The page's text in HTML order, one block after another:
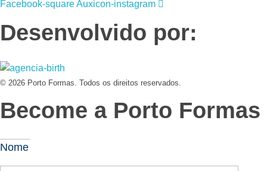
Facebook-squareAuxicon-instagram
Desenvolvido por:
© 2026 Porto Formas. Todos os direitos reservados.
Become a Porto
Nome